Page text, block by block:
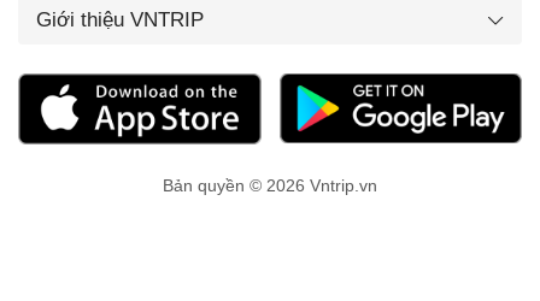
Giới thiệu VNTRIP
Bản quyền © 2026 Vntrip.vn